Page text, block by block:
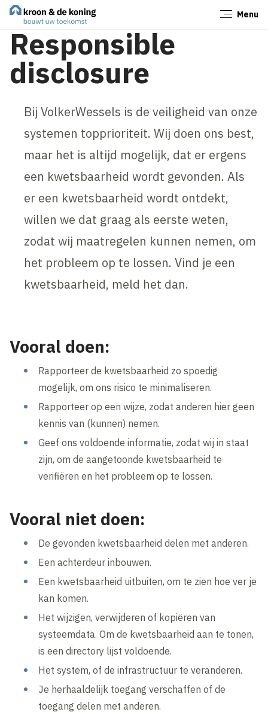
Menu
Responsible
disclosure
Bij VolkerWessels is de veiligheid van onze
systemen topprioriteit. Wij doen ons best,
maar het is altijd mogelijk, dat er ergens
een kwetsbaarheid wordt gevonden. Als
er een kwetsbaarheid wordt ontdekt,
willen we dat graag als eerste weten,
zodat wij maatregelen kunnen nemen, om
het probleem op te lossen. Vind je een
kwetsbaarheid, meld het dan.
Vooral doen:
Rapporteer de kwetsbaarheid zo spoedig
mogelijk, om ons risico te minimaliseren.
Rapporteer op een wijze, zodat anderen hier geen
kennis van (kunnen) nemen.
Geef ons voldoende informatie, zodat wij in staat
zijn, om de aangetoonde kwetsbaarheid te
verifiëren en het probleem op te lossen.
Vooral niet doen:
De gevonden kwetsbaarheid delen met anderen.
Een achterdeur inbouwen.
Een kwetsbaarheid uitbuiten, om te zien hoe ver je
kan komen.
Het wijzigen, verwijderen of kopiëren van
systeemdata. Om de kwetsbaarheid aan te tonen,
is een directory lijst voldoende.
Het system, of de infrastructuur te veranderen.
Je herhaaldelijk toegang verschaffen of de
toegang delen met anderen.
Sluiten